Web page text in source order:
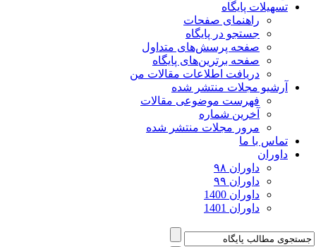
تسهیلات پایگاه
راهنمای صفحات
جستجو در پایگاه
صفحه پرسش‌های متداول
صفحه برترین‌های پایگاه
دریافت اطلاعات مقالات من
آرشیو مجلات منتشر شده
فهرست موضوعی مقالات
آخرین شماره
مرور مجلات منتشر شده
تماس با ما
داوران
داوران ۹۸
داوران ۹۹
داوران 1400
داوران 1401